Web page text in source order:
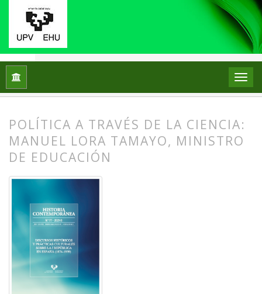
Inicio Núm. 77 (2025): Discursos históricos y
POLÍTICA A TRAVÉS DE LA CIENCIA:
MANUEL LORA TAMAYO, MINISTRO
DE EDUCACIÓN